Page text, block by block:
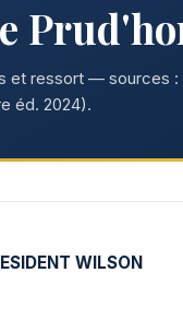
et ressort — sources
éd. 2024).
WILSON